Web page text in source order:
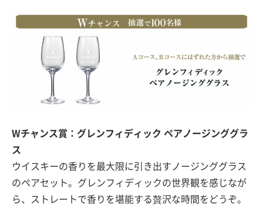
Wチャンス賞：グレンフィディック ペアノージンググラ
ス
ウイスキーの香りを最大限に引き出すノージンググラス
のペアセット。グレンフィディックの世界観を感じなが
ら、ストレートで香りを堪能する贅沢な時間をどうぞ。